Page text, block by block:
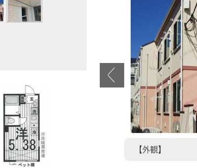
【外観】